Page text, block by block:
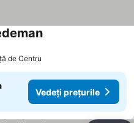
Vedeți prețurile
de Centru
Vedeți prețurile